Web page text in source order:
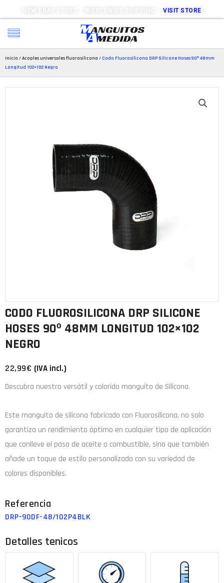
NEW EBAY STORE – WORLDWIDE SHIPPING –VISIT STORE
Inicio /Acoples universales fluorosilicona / Codo Fluorosilicona DRP Silicone Hoses 90º 48mm
Longitud 102×102 Negro
CODO FLUOROSILICONA DRP SILICONE
HOSES 90º 48MM LONGITUD 102×102
NEGRO
22,99€ (IVA incl.)
Descubra nuestro versátil y colorido manguito de Silicona.
Este manguito de silicona fabricado con Fluorosilicona, no solo
garantiza un rendimiento óptimo en cualquier tipo de aplicación
que conlleve el paso de aceite o combustible, sino que también
añade un toque de estilo personalizado con su variedad de
colores disponibles.
DRP-90DF-48/102P4BLK
Detalles tenicos